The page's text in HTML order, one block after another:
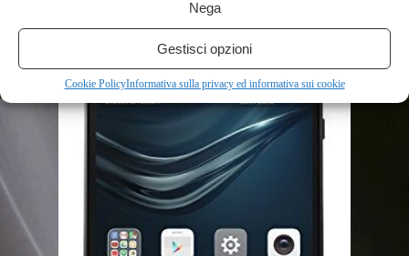
Nega
Gestisci opzioni
Cookie PolicyInformativa sulla privacy ed informativa sui cookie
593